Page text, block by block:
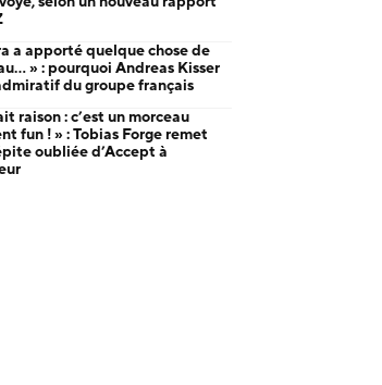
a apporté quelque chose de
» : pourquoi Andreas Kisser
du groupe français
raison : c’est un morceau
fun ! » : Tobias Forge remet
oubliée d’Accept à